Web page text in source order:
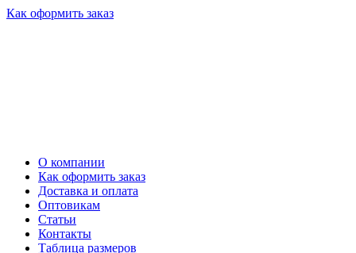
Как оформить заказ
О компании
Как оформить заказ
Доставка и оплата
Оптовикам
Статьи
Контакты
Таблица размеров